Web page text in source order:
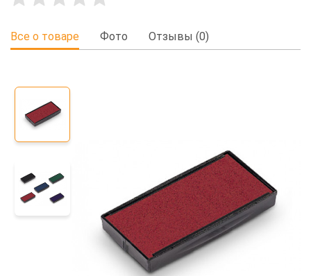
Все о товаре Фото Отзывы (0)